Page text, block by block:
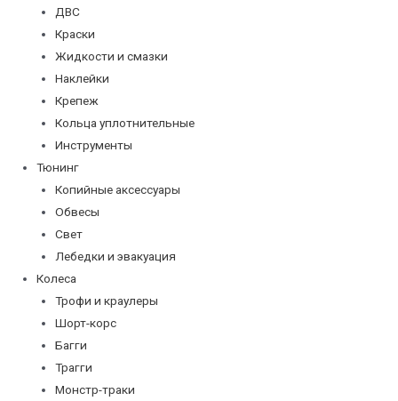
ДВС
Краски
Жидкости и смазки
Наклейки
Крепеж
Кольца уплотнительные
Инструменты
Тюнинг
Копийные аксессуары
Обвесы
Свет
Лебедки и эвакуация
Колеса
Трофи и краулеры
Шорт-корс
Багги
Трагги
Монстр-траки